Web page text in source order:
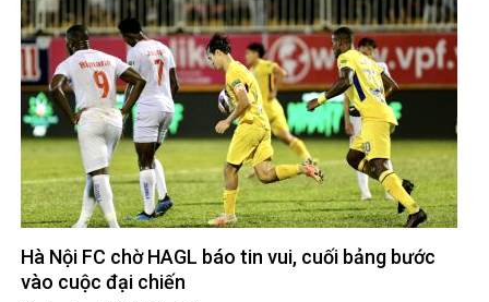
Hà Nội FC chờ HAGL báo tin vui, cuối bảng bước
vào cuộc đại chiến